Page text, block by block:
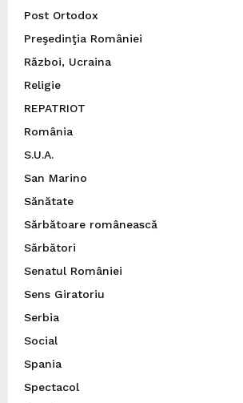
Post Ortodox
Preşedinţia României
Război, Ucraina
Religie
REPATRIOT
România
S.U.A.
San Marino
Sănătate
Sărbătoare românească
Sărbători
Senatul României
Sens Giratoriu
Serbia
Social
Spania
Spectacol